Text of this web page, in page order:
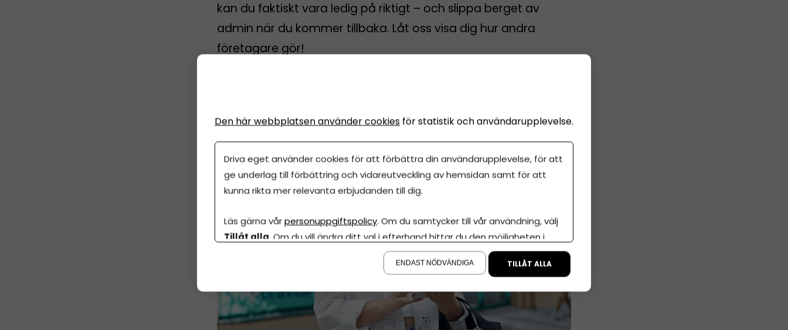
kan du faktiskt vara ledig på riktigt – och slippa berget av
admin när du kommer tillbaka. Låt oss visa dig hur andra
företagare gör!
Den här webbplatsen använder cookies för statistik och användarupplevelse.
Driva eget använder cookies för att förbättra din användarupplevelse, för att
ge underlag till förbättring och vidareutveckling av hemsidan samt för att
kunna rikta mer relevanta erbjudanden till dig.
Läs gärna vårpersonuppgiftspolicy. Om du samtycker till vår användning, välj
Tillåt alla . Om du vill ändra ditt val i efterhand hittar du den möjligheten i
ENDAST NÖDVÄNDIGA TILLÅT ALLA